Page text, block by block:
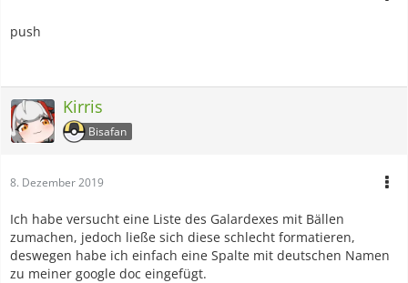
push
Kirris
Bisafan
8. Dezember 2019
Ich habe versucht eine Liste des Galardexes mit Bällen
zumachen, jedoch ließe sich diese schlecht formatieren,
deswegen habe ich einfach eine Spalte mit deutschen Namen
zu meiner google doc eingefügt.